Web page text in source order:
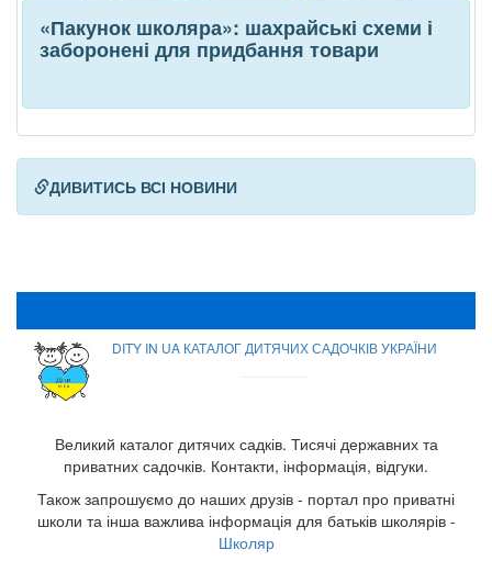
«Пакунок школяра»: шахрайські схеми і
заборонені для придбання товари
ДИВИТИСЬ ВСІ НОВИНИ
DITY IN UA КАТАЛОГ ДИТЯЧИХ САДОЧКІВ УКРАЇНИ
Великий каталог дитячих садків. Тисячі державних та
приватних садочків. Контакти, інформація, відгуки.
Також запрошуємо до наших друзів - портал про приватні
школи та інша важлива інформація для батьків школярів -
Школяр